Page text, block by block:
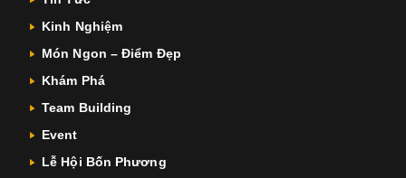
Kinh Nghiệm
Món Ngon – Điểm Đẹp
Khám Phá
Team Building
Event
Lễ Hội Bốn Phương